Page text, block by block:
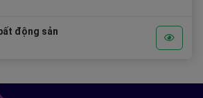
động sản